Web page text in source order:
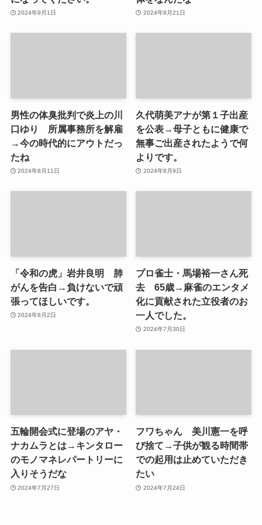
2024年9月1日 2024年8月21日
男性の体臭批判で炎上の川
口ゆり 所属事務所を解雇
→今の時代的にアウトだっ
たね
2024年8月11日
久代萌美アナが第１子出産
を公表→母子ともに健康で
無事ご出産されたようで何
よりです。
2024年8月9日
「令和の虎」岩井良明 肺
がんを告白→負けないで頑
張ってほしいです。
2024年8月2日
プロ雀士・馬場裕一さん死
去 65歳→麻雀のエンタメ
化に貢献された立役者のお
一人でした。
2024年7月30日
五輪開会式に登場のアヤ・
ナカムラとは→キンタロー
のモノマネレパートリーに
入りそうだな
2024年7月27日
フワちゃん 美川憲一を呼
び捨て→子供が観る時間帯
での起用は止めていただき
たい
2024年7月24日